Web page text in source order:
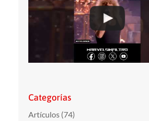
Categorías
Artículos(74)